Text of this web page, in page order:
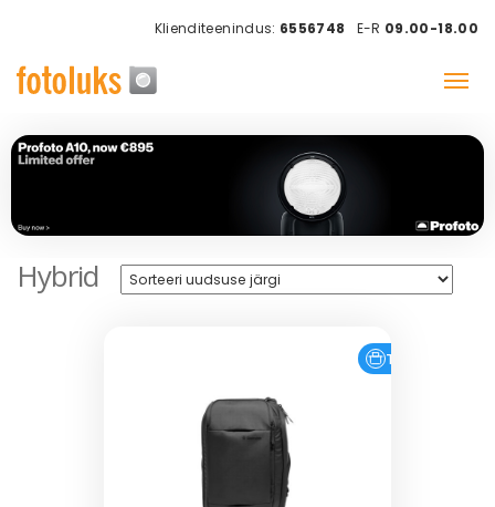
Klienditeenindus: 6556748 E-R 09.00-18.00
Hybrid
Tasuta tarne